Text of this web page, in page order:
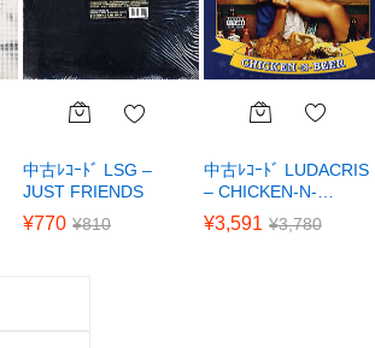
中古ﾚｺｰﾄﾞ LSG –
JUST FRIENDS
¥770 ¥810
中古ﾚｺｰﾄﾞ LUDACRIS
– CHICKEN-N-…
¥3,591 ¥3,780